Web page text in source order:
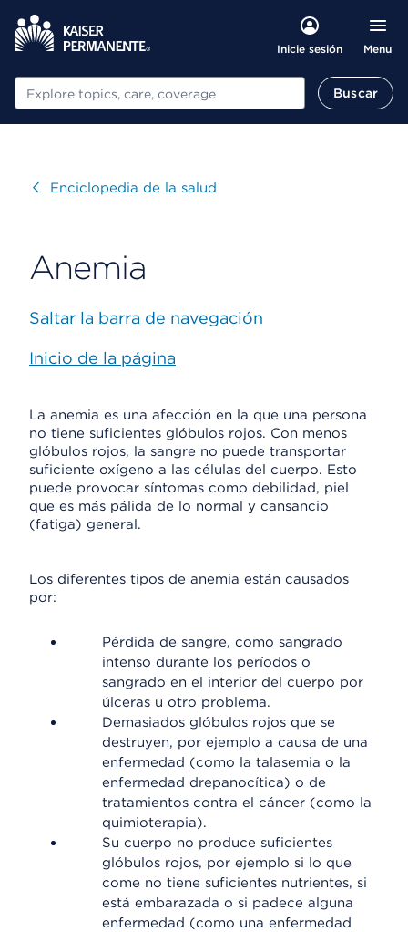
Inicie sesión Menu
Buscar Buscar
Visitar
Enciclopedia de la salud
Anemia
Saltar la barra de navegación
Inicio de la página
La anemia es una afección en la que una persona
no tiene suficientes glóbulos rojos. Con menos
glóbulos rojos, la sangre no puede transportar
suficiente oxígeno a las células del cuerpo. Esto
puede provocar síntomas como debilidad, piel
que es más pálida de lo normal y cansancio
(fatiga) general.
Los diferentes tipos de anemia están causados
por:
Pérdida de sangre, como sangrado
intenso durante los períodos o
sangrado en el interior del cuerpo por
úlceras u otro problema.
Demasiados glóbulos rojos que se
destruyen, por ejemplo a causa de una
enfermedad (como la talasemia o la
enfermedad drepanocítica) o de
tratamientos contra el cáncer (como la
quimioterapia).
Su cuerpo no produce suficientes
glóbulos rojos, por ejemplo si lo que
come no tiene suficientes nutrientes, si
está embarazada o si padece alguna
enfermedad (como una enfermedad